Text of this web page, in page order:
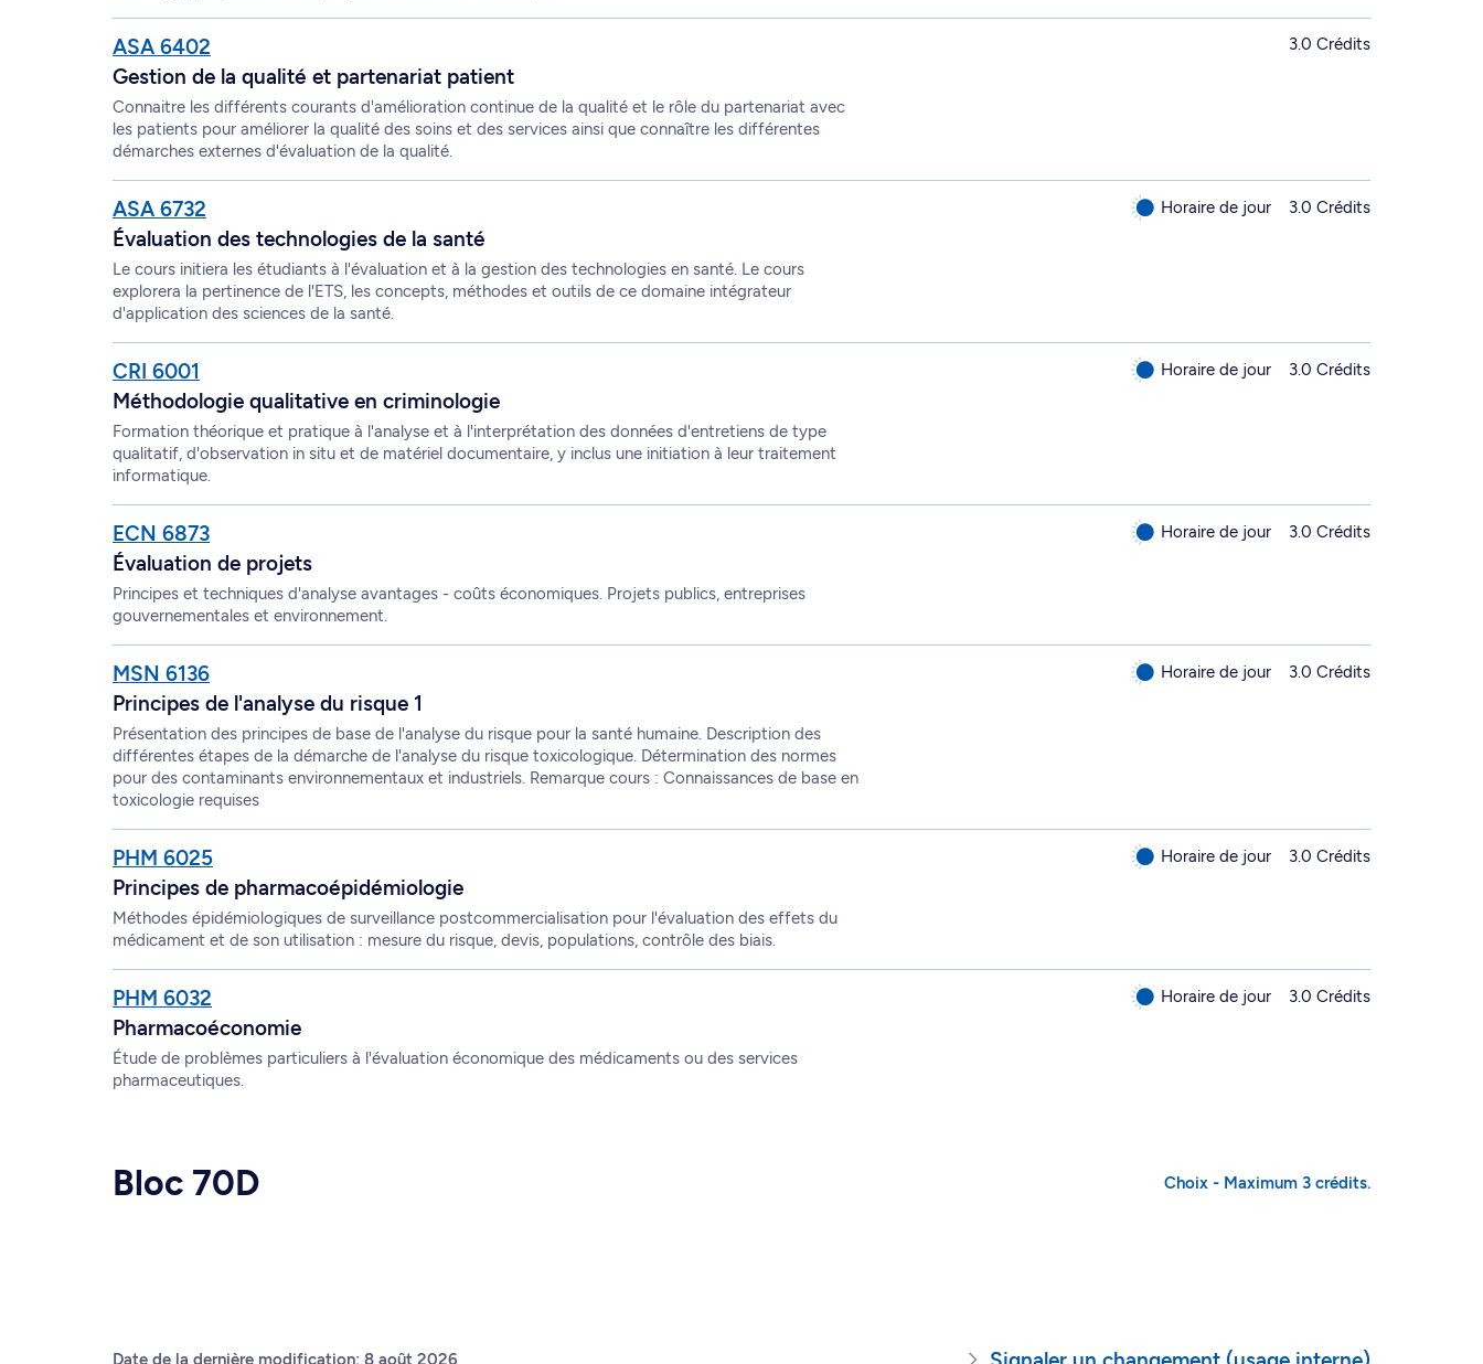
ASA 6402
Gestion de la qualité et partenariat patient
Connaitre les différents courants d'amélioration continue de la qualité et le rôle du partenariat avec
les patients pour améliorer la qualité des soins et des services ainsi que connaître les différentes
démarches externes d'évaluation de la qualité.
3.0 Crédits
ASA 6732
Évaluation des technologies de la santé
Le cours initiera les étudiants à l'évaluation et à la gestion des technologies en santé. Le cours
explorera la pertinence de l'ETS, les concepts, méthodes et outils de ce domaine intégrateur
d'application des sciences de la santé.
Horaire de jour 3.0 Crédits
CRI 6001
Méthodologie qualitative en criminologie
Formation théorique et pratique à l'analyse et à l'interprétation des données d'entretiens de type
qualitatif, d'observation in situ et de matériel documentaire, y inclus une initiation à leur traitement
informatique.
Horaire de jour 3.0 Crédits
ECN 6873
Évaluation de projets
Principes et techniques d'analyse avantages - coûts économiques. Projets publics, entreprises
gouvernementales et environnement.
Horaire de jour 3.0 Crédits
MSN 6136
Principes de l'analyse du risque 1
Présentation des principes de base de l'analyse du risque pour la santé humaine. Description des
différentes étapes de la démarche de l'analyse du risque toxicologique. Détermination des normes
pour des contaminants environnementaux et industriels. Remarque cours : Connaissances de base en
toxicologie requises
Horaire de jour 3.0 Crédits
PHM 6025
Principes de pharmacoépidémiologie
Méthodes épidémiologiques de surveillance postcommercialisation pour l'évaluation des effets du
médicament et de son utilisation : mesure du risque, devis, populations, contrôle des biais.
Horaire de jour 3.0 Crédits
PHM 6032
Pharmacoéconomie
Étude de problèmes particuliers à l'évaluation économique des médicaments ou des services
pharmaceutiques.
Horaire de jour 3.0 Crédits
Bloc 70D Choix - Maximum 3 crédits.
Date de la dernière modification: 8 août 2026